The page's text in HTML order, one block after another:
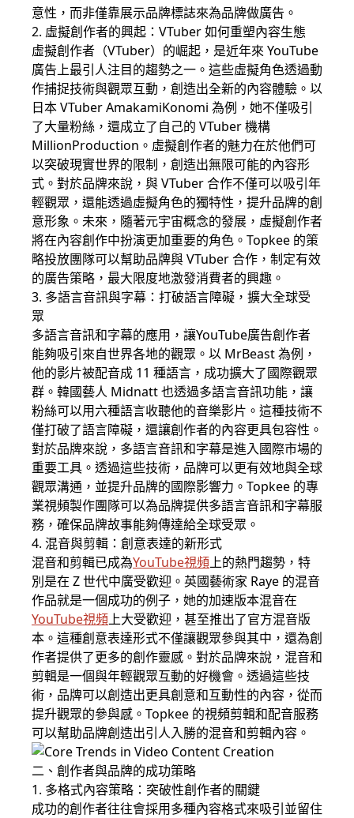
意性，而非僅靠展示品牌標誌來為品牌做廣告。
2. 虛擬創作者的興起：VTuber 如何重塑內容生態
虛擬創作者（VTuber）的崛起，是近年來 YouTube
廣告上最引人注目的趨勢之一。這些虛擬角色透過動
作捕捉技術與觀眾互動，創造出全新的內容體驗。以
日本 VTuber AmakamiKonomi 為例，她不僅吸引
了大量粉絲，還成立了自己的 VTuber 機構
MillionProduction。虛擬創作者的魅力在於他們可
以突破現實世界的限制，創造出無限可能的內容形
式。對於品牌來說，與 VTuber 合作不僅可以吸引年
輕觀眾，還能透過虛擬角色的獨特性，提升品牌的創
意形象。未來，隨著元宇宙概念的發展，虛擬創作者
將在內容創作中扮演更加重要的角色。Topkee 的策
略投放團隊可以幫助品牌與 VTuber 合作，制定有效
的廣告策略，最大限度地激發消費者的興趣。
3. 多語言音訊與字幕：打破語言障礙，擴大全球受
眾
多語言音訊和字幕的應用，讓YouTube廣告創作者
能夠吸引來自世界各地的觀眾。以 MrBeast 為例，
他的影片被配音成 11 種語言，成功擴大了國際觀眾
群。韓國藝人 Midnatt 也透過多語言音訊功能，讓
粉絲可以用六種語言收聽他的音樂影片。這種技術不
僅打破了語言障礙，還讓創作者的內容更具包容性。
對於品牌來說，多語言音訊和字幕是進入國際市場的
重要工具。透過這些技術，品牌可以更有效地與全球
觀眾溝通，並提升品牌的國際影響力。Topkee 的專
業視頻製作團隊可以為品牌提供多語言音訊和字幕服
務，確保品牌故事能夠傳達給全球受眾。
4. 混音與剪輯：創意表達的新形式
混音和剪輯已成為YouTube視頻上的熱門趨勢，特
別是在 Z 世代中廣受歡迎。英國藝術家 Raye 的混音
作品就是一個成功的例子，她的加速版本混音在
YouTube視頻上大受歡迎，甚至推出了官方混音版
本。這種創意表達形式不僅讓觀眾參與其中，還為創
作者提供了更多的創作靈感。對於品牌來說，混音和
剪輯是一個與年輕觀眾互動的好機會。透過這些技
術，品牌可以創造出更具創意和互動性的內容，從而
提升觀眾的參與感。Topkee 的視頻剪輯和配音服務
可以幫助品牌創造出引人入勝的混音和剪輯內容。
二、創作者與品牌的成功策略
1. 多格式內容策略：突破性創作者的關鍵
成功的創作者往往會採用多種內容格式來吸引並留住